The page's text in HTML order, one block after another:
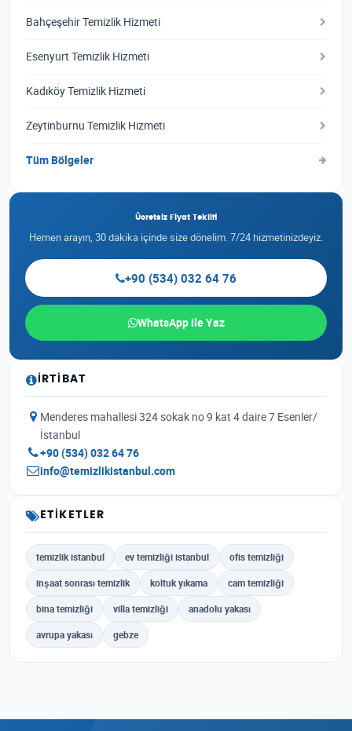
Bahçeşehir Temizlik Hizmeti
Esenyurt Temizlik Hizmeti
Kadıköy Temizlik Hizmeti
Zeytinburnu Temizlik Hizmeti
Tüm Bölgeler
Ücretsiz Fiyat Teklifi
Hemen arayın, 30 dakika içinde size dönelim. 7/24 hizmetinizdeyiz.
+90 (534) 032 64 76
WhatsApp ile Yaz
İRTIBAT
Menderes mahallesi 324 sokak no 9 kat 4 daire 7 Esenler/
İstanbul
+90 (534) 032 64 76
info@temizlikistanbul.com
ETIKETLER
temizlik istanbul ev temizliği istanbul ofis temizliği
inşaat sonrası temizlik koltuk yıkama cam temizliği
bina temizliği villa temizliği anadolu yakası
avrupa yakası gebze